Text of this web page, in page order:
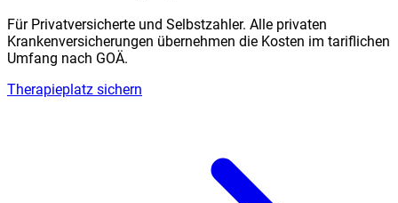
Für Privatversicherte und Selbstzahler. Alle privaten
Krankenversicherungen übernehmen die Kosten im tariflichen
Umfang nach GOÄ.
Therapieplatz sichern